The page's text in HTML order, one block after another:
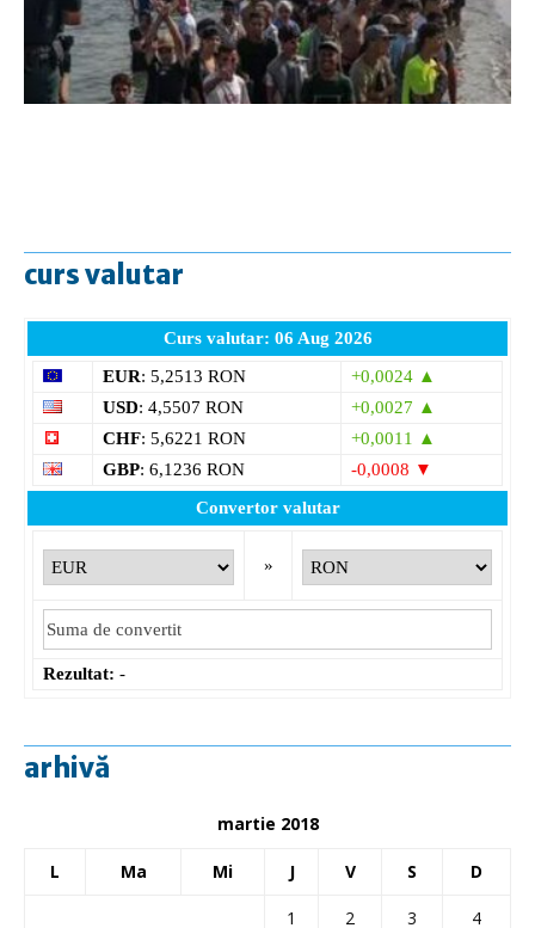
curs valutar
Curs valutar: 06 Aug 2026
EUR: 5,2513 RON
+0,0024 ▲
USD: 4,5507 RON
+0,0027 ▲
CHF: 5,6221 RON
+0,0011 ▲
GBP: 6,1236 RON
-0,0008 ▼
Convertor valutar
»
Rezultat: -
arhivă
martie 2018
L Ma Mi J V S D
1 2 3
4